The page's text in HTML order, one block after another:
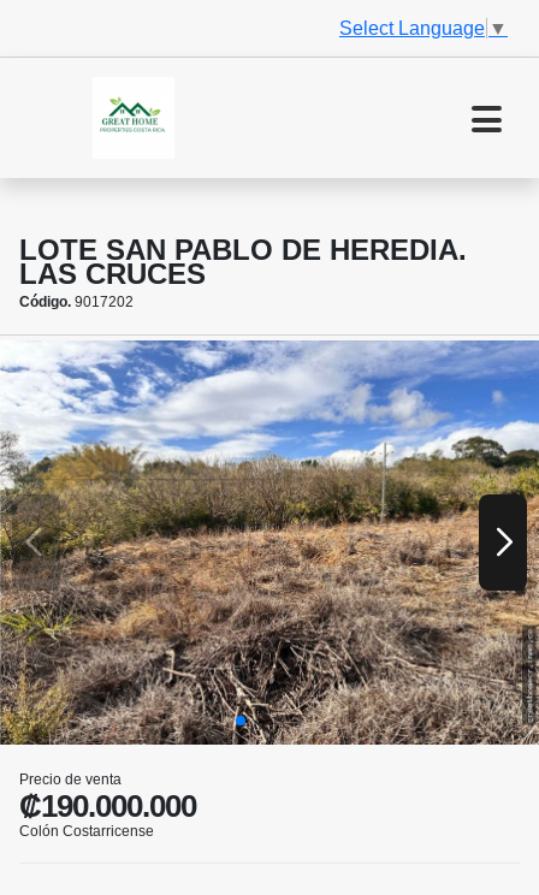
Select Language ▼
LOTE SAN PABLO DE HEREDIA.
LAS CRUCES
Código. 9017202
Precio de venta
₡190.000.000
Colón Costarricense